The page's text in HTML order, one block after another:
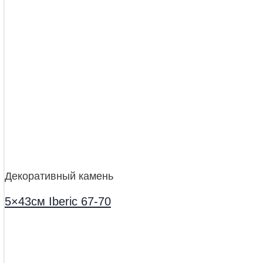
Декоративный камень
5×43см Iberic 67-70